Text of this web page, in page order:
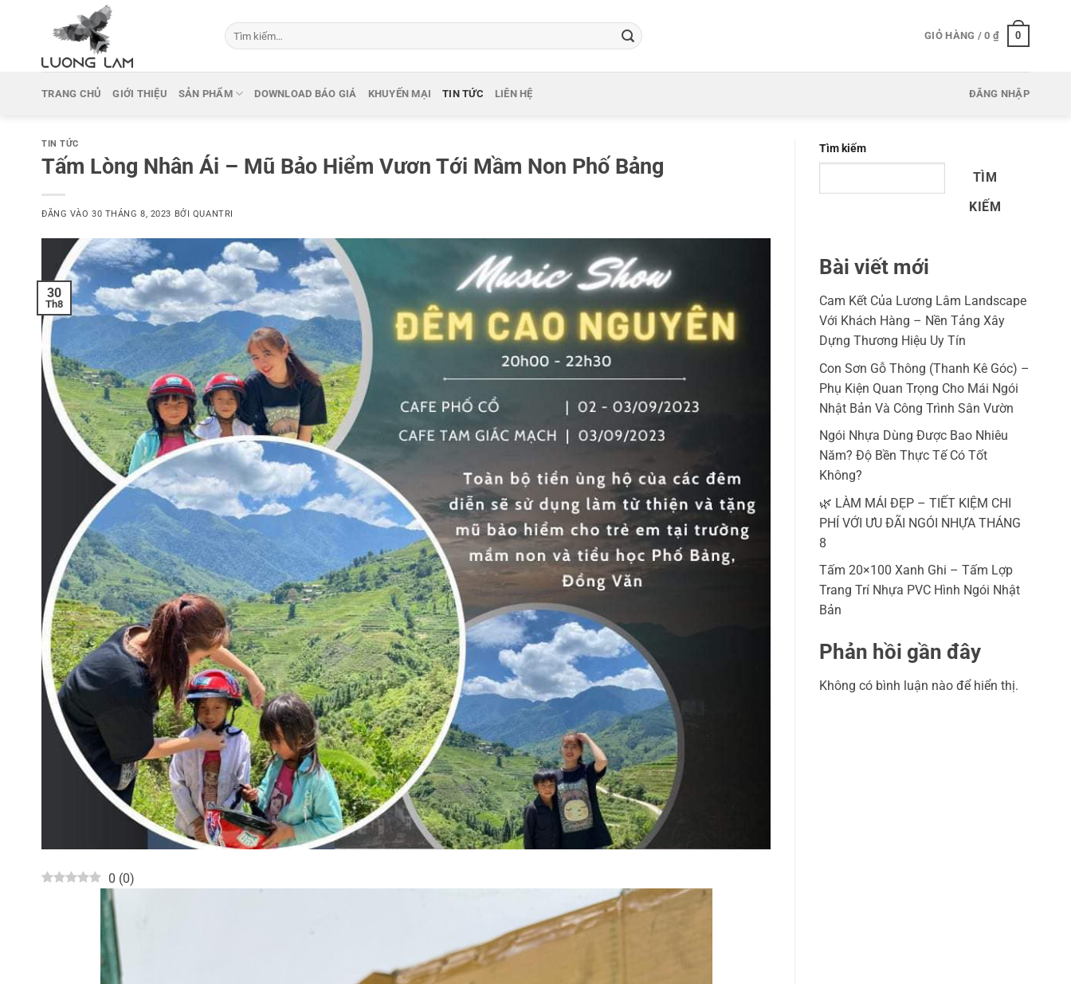
Tìm
kiếm:
GIỎ HÀNG /0 ₫ 0
TRANG CHỦ GIỚI THIỆU SẢN PHẨM DOWNLOAD BÁO GIÁ KHUYẾN MẠI TIN TỨC LIÊN HỆ ĐĂNG NHẬP
TIN TỨC
Tấm Lòng Nhân Ái – Mũ Bảo Hiểm Vươn Tới Mầm Non Phố Bảng
ĐĂNG VÀO30 THÁNG 8, 2023 BỞI QUANTRI
30
Th8
0 (0)
Tìm kiếm
TÌM
KIẾM
Bài viết mới
Cam Kết Của Lương Lâm Landscape
Với Khách Hàng – Nền Tảng Xây
Dựng Thương Hiệu Uy Tín
Con Sơn Gỗ Thông (Thanh Kê Góc) –
Phụ Kiện Quan Trọng Cho Mái Ngói
Nhật Bản Và Công Trình Sân Vườn
Ngói Nhựa Dùng Được Bao Nhiêu
Năm? Độ Bền Thực Tế Có Tốt
Không?
🌿 LÀM MÁI ĐẸP – TIẾT KIỆM CHI
PHÍ VỚI ƯU ĐÃI NGÓI NHỰA THÁNG
8
Tấm 20×100 Xanh Ghi – Tấm Lợp
Trang Trí Nhựa PVC Hình Ngói Nhật
Bản
Phản hồi gần đây
Không có bình luận nào để hiển thị.